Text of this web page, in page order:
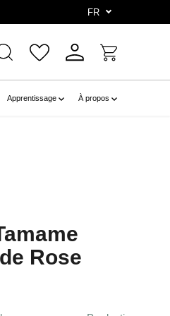
FR
Apprentissage À propos
Rose